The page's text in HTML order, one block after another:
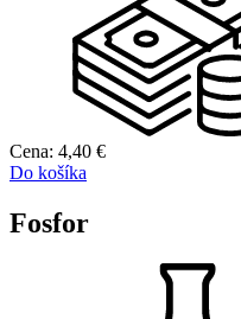
Cena: 4,40 €
Do košíka
Fosfor